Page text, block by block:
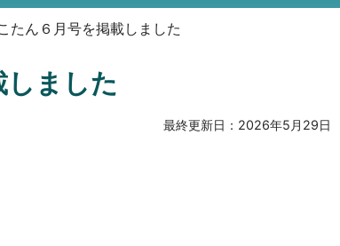
たん６月号を掲載しました
ました
最終更新日： 2026年5月29日